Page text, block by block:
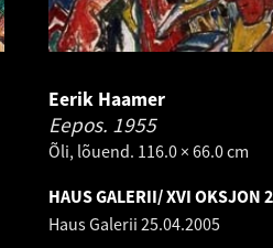
Eerik Haamer
Eepos. 1955
Õli, lõuend. 116.0 × 66.0 cm
HAUS GALERII/ XVI OKSJON
Haus Galerii 25.04.2005